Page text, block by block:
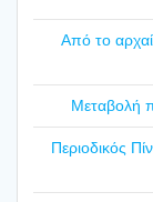
Από το
Mετα­βο­λή
Περιο­δι­κός